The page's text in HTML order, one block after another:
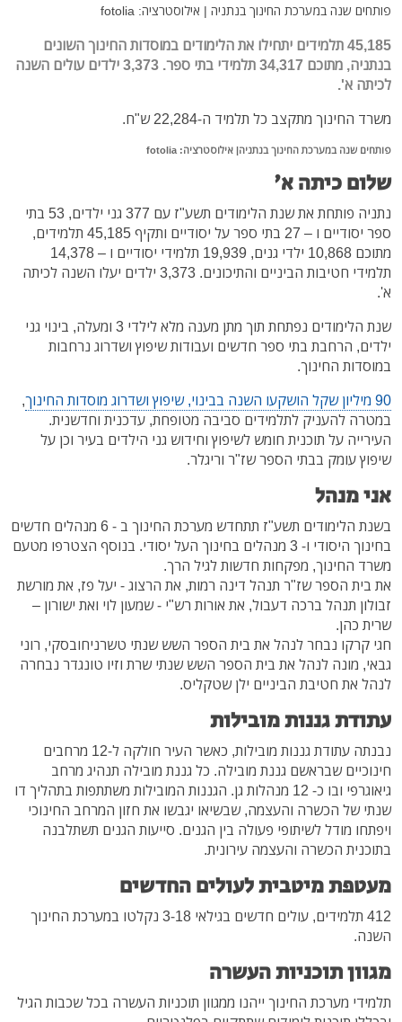
פותחים שנה במערכת החינוך בנתניה | אילוסטרציה: fotolia
45,185 תלמידים יתחילו את הלימודים במוסדות החינוך השונים
בנתניה, מתוכם 34,317 תלמידי בתי ספר. 3,373 ילדים עולים השנה
לכיתה א'.
משרד החינוך מתקצב כל תלמיד ה-22,284 ש"ח.
פותחים שנה במערכת החינוך בנתניה| אילוסטרציה: fotolia
שלום כיתה א'
נתניה פותחת את שנת הלימודים תשע"ז עם 377 גני ילדים, 53 בתי
ספר יסודיים ו – 27 בתי ספר על יסודיים ותקיף 45,185 תלמידים,
מתוכם 10,868 ילדי גנים, 19,939 תלמידי יסודיים ו – 14,378
תלמידי חטיבות הביניים והתיכונים. 3,373 ילדים יעלו השנה לכיתה
א'.
שנת הלימודים נפתחת תוך מתן מענה מלא לילדי 3 ומעלה, בינוי גני
ילדים, הרחבת בתי ספר חדשים ועבודות שיפוץ ושדרוג נרחבות
במוסדות החינוך.
90 מיליון שקל הושקעו השנה בבינוי, שיפוץ ושדרוג מוסדות החינוך
,
במטרה להעניק לתלמידים סביבה מטופחת, עדכנית וחדשנית.
העירייה על תוכנית חומש לשיפוץ וחידוש גני הילדים בעיר וכן על
שיפוץ עומק בבתי הספר שז"ר וריגלר.
אני מנהל
בשנת הלימודים תשע"ז תתחדש מערכת החינוך ב - 6 מנהלים חדשים
בחינוך היסודי ו- 3 מנהלים בחינוך העל יסודי. בנוסף הצטרפו מטעם
משרד החינוך, מפקחות חדשות לגיל הרך.
את בית הספר שז"ר תנהל דינה רמות, את הרצוג - יעל פז, את מורשת
זבולון תנהל ברכה דעבול, את אורות רש"י - שמעון לוי ואת ישורון –
שרית כהן.
חגי קרקו נבחר לנהל את בית הספר השש שנתי טשרניחובסקי, רוני
גבאי, מונה לנהל את בית הספר השש שנתי שרת וזיו טונגדר נבחרה
לנהל את חטיבת הביניים ילן שטקליס.
עתודת גננות מובילות
נבנתה עתודת גננות מובילות, כאשר העיר חולקה ל-12 מרחבים
חינוכיים שבראשם גננת מובילה. כל גננת מובילה תנהיג מרחב
גיאוגרפי ובו כ- 12 מנהלות גן. הגננות המובילות משתתפות בתהליך דו
שנתי של הכשרה והעצמה, שבשיאו יגבשו את חזון המרחב החינוכי
ויפתחו מודל לשיתופי פעולה בין הגנים. סייעות הגנים תשתלבנה
בתוכנית הכשרה והעצמה עירונית.
מעטפת מיטבית לעולים החדשים
412 תלמידים, עולים חדשים בגילאי 3-18 נקלטו במערכת החינוך
השנה.
מגוון תוכניות העשרה
תלמידי מערכת החינוך ייהנו ממגוון תוכניות העשרה בכל שכבות הגיל